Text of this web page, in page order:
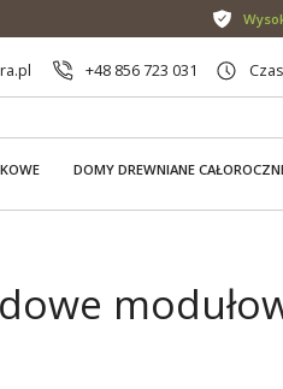
+48 856 723 031
DOMY DREWNIANE